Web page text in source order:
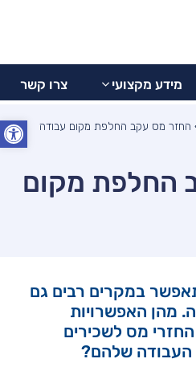
פתח
מידע מקצועי צרו קשר
החזר מס עקב החלפת מקום עבודה
החלפת מקום
במקרים רבים גם
מהן האפשרויות
מס לשכירים
העבודה שלהם?